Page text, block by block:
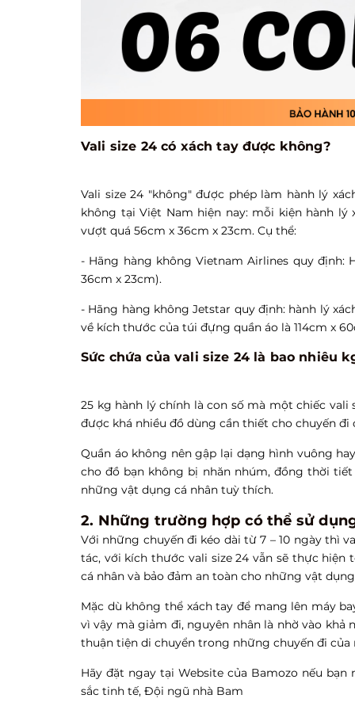
Vali size 24 có xách tay được không?
Vali size 24 "không" được phép làm hành lý
không tại Việt Nam hiện nay: mỗi kiện hành
vượt quá 56cm x 36cm x 23cm. Cụ thể:
- Hãng hàng không Vietnam Airlines quy định:
36cm x 23cm).
- Hãng hàng không Jetstar quy định: hành lý
về kích thước của túi đựng quần áo là 114cm x
Sức chứa của vali size 24 là bao nhiêu
25 kg hành lý chính là con số mà một chiếc
được khá nhiều đồ dùng cần thiết cho chuyến đi
Quần áo không nên gập lại dạng hình vuông
cho đồ bạn không bị nhăn nhúm, đồng thời
những vật dụng cá nhân tuỳ thích.
2. Những trường hợp có thể sử
Với những chuyến đi kéo dài từ 7 – 10 ngày thì
tác, với kích thước vali size 24 vẫn sẽ thực
cá nhân và bảo đảm an toàn cho những vật
Mặc dù không thể xách tay để mang lên máy
vì vậy mà giảm đi, nguyên nhân là nhờ vào
thuận tiện di chuyển trong những chuyến đi của
Hãy đặt ngay tại Website của Bamozo nếu
sắc tinh tế, Đội ngũ nhà Bam